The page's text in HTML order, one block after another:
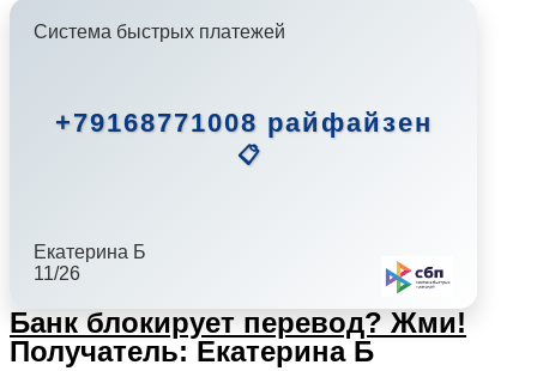
Система быстрых платежей
+79168771008 райфайзен
📋
Екатерина Б
11/26
Банк блокирует перевод? Жми!
Получатель: Екатерина Б